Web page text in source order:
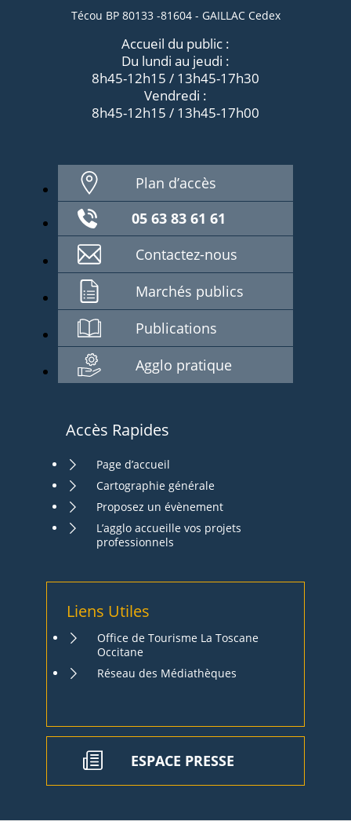
Técou BP 80133 -81604 - GAILLAC Cedex
Accueil du public :
Du lundi au jeudi :
8h45-12h15 / 13h45-17h30
Vendredi :
8h45-12h15 / 13h45-17h00
Plan d’accès
05 63 83 61 61
Contactez-nous
Marchés publics
Publications
Agglo pratique
Accès Rapides
Page d’accueil
Cartographie générale
Proposez un évènement
L’agglo accueille vos projets
professionnels
Liens Utiles
Office de Tourisme La Toscane
Occitane
Réseau des Médiathèques
ESPACE PRESSE